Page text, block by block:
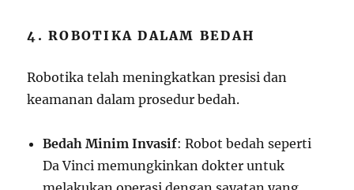
4. ROBOTIKA DALAM BEDAH
Robotika telah meningkatkan presisi dan
keamanan dalam prosedur bedah.
Bedah Minim Invasif: Robot bedah seperti
Da Vinci memungkinkan dokter untuk